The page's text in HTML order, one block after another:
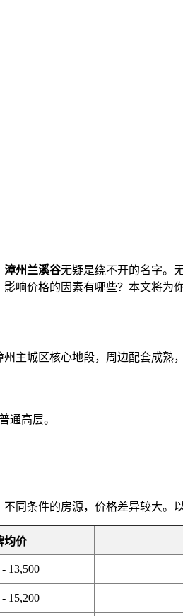
南
漳州兰溪谷无疑是绕不开的名字。
响价格的因素有哪些？本文将为
主城区核心地段，周边配套成
通高层。
同条件的房源，价格差异较大。
均价
- 13,500
- 15,200